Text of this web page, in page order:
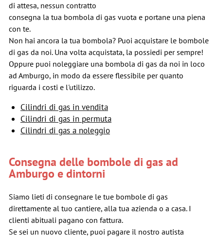
di attesa, nessun contratto
consegna la tua bombola di gas vuota e portane una piena
con te.
Non hai ancora la tua bombola? Puoi acquistare le bombole
di gas da noi. Una volta acquistata, la possiedi per sempre!
Oppure puoi noleggiare una bombola di gas da noi in loco
ad Amburgo, in modo da essere flessibile per quanto
riguarda i costi e l'utilizzo.
Cilindri di gas in vendita
Cilindri di gas in permuta
Cilindri di gas a noleggio
Consegna delle bombole di gas ad
Amburgo e dintorni
Siamo lieti di consegnare le tue bombole di gas
direttamente al tuo cantiere, alla tua azienda o a casa. I
clienti abituali pagano con fattura.
Se sei un nuovo cliente, puoi pagare il nostro autista